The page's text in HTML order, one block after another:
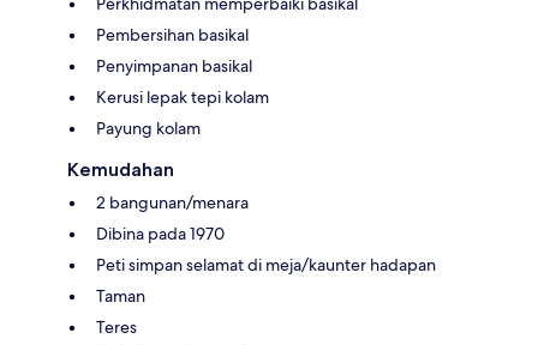
Pembersihan basikal
Penyimpanan basikal
Kerusi lepak tepi kolam
Payung kolam
Kemudahan
2 bangunan/menara
Dibina pada 1970
Peti simpan selamat di meja/kaunter hadapan
Taman
Teres